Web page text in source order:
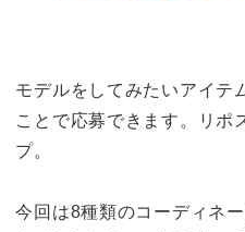
モデルをしてみたいアイテ
ことで応募できます。リポ
プ。
今回は8種類のコーディネ